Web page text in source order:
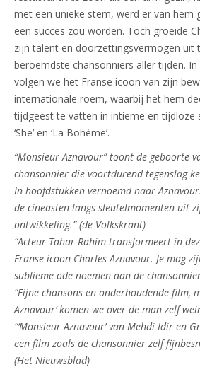
met een unieke stem, werd er van hem
een succes zou worden. Toch groeide
zijn talent en doorzettingsvermogen uit
beroemdste chansonniers aller tijden.
volgen we het Franse icoon van zijn
internationale roem, waarbij het hem
tijdgeest te vatten in intieme en tijdloze
‘She’ en ‘La Bohème’.
“Monsieur Aznavour” toont de geboorte
chansonnier die voortdurend tegenslag
In hoofdstukken vernoemd naar
de cineasten langs sleutelmomenten uit
ontwikkeling.” (de Volkskrant)
“Acteur Tahar Rahim transformeert in
Franse icoon Charles Aznavour. Je mag
sublieme ode noemen aan de
“Fijne chansons en onderhoudende film,
Aznavour’ komen we over de man zelf
“‘Monsieur Aznavour’ van Mehdi Idir en
een film zoals de chansonnier zelf
(Het Nieuwsblad)